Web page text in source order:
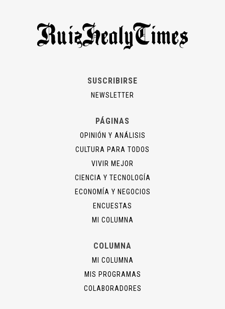
SUSCRIBIRSE
NEWSLETTER
PÁGINAS
OPINIÓN Y ANÁLISIS
CULTURA PARA TODOS
VIVIR MEJOR
CIENCIA Y TECNOLOGÍA
ECONOMÍA Y NEGOCIOS
ENCUESTAS
MI COLUMNA
COLUMNA
MI COLUMNA
MIS PROGRAMAS
COLABORADORES